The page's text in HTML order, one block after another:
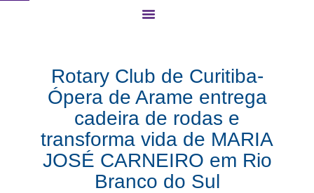
Rotary Club de Curitiba-
Ópera de Arame entrega
cadeira de rodas e
transforma vida de MARIA
JOSÉ CARNEIRO em Rio
Branco do Sul